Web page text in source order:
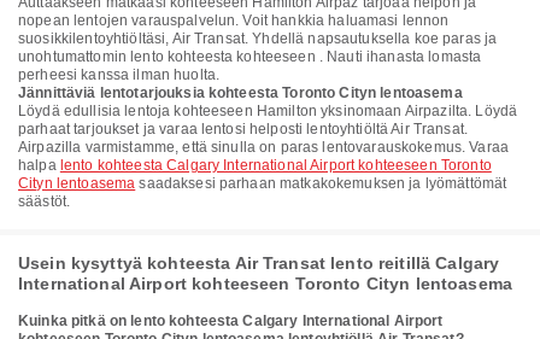
nopean lentojen varauspalvelun. Voit hankkia haluamasi lennon
suosikkilentoyhtiöltäsi, Air Transat. Yhdellä napsautuksella koe paras ja
unohtumattomin lento kohteesta kohteeseen . Nauti ihanasta lomasta
perheesi kanssa ilman huolta.
Jännittäviä lentotarjouksia kohteesta Toronto Cityn lentoasema
Löydä edullisia lentoja kohteeseen Hamilton yksinomaan Airpazilta. Löydä
parhaat tarjoukset ja varaa lentosi helposti lentoyhtiöltä Air Transat.
Airpazilla varmistamme, että sinulla on paras lentovarauskokemus. Varaa
halpa lento kohteesta Calgary International Airport kohteeseen Toronto
Cityn lentoasema saadaksesi parhaan matkakokemuksen ja lyömättömät
säästöt.
Usein kysyttyä kohteesta Air Transat lento reitillä Calgary
International Airport kohteeseen Toronto Cityn lentoasema
Kuinka pitkä on lento kohteesta Calgary International Airport